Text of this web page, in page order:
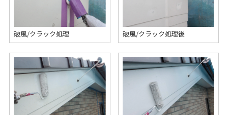
破風/クラック処理 破風/クラック処理後